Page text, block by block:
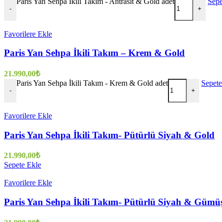
- +
Favorilere Ekle
Paris Yan Sehpa İkili Takım – Krem & Gold
21.990,00₺
-
Paris Yan Sehpa İkili Takım - Krem & Gold adet
+
Favorilere Ekle
Paris Yan Sehpa İkili Takım- Pütürlü Siyah & Gold
21.990,00₺
Sepete Ekle
Favorilere Ekle
Paris Yan Sehpa İkili Takım- Pütürlü Siyah &